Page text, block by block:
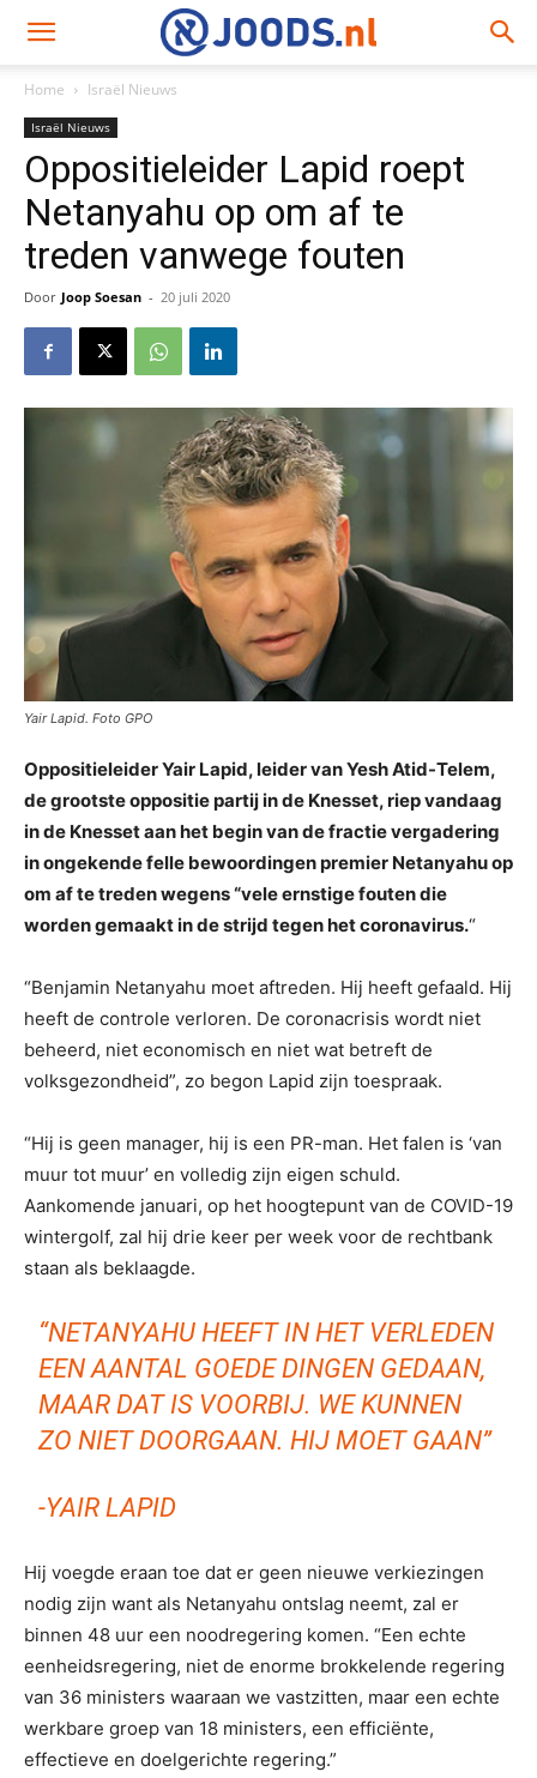
Home Israël Nieuws
Israël Nieuws
Oppositieleider Lapid roept
Netanyahu op om af te
treden vanwege fouten
Door Joop Soesan - 20 juli 2020
Yair Lapid. Foto GPO
Oppositieleider Yair Lapid, leider van Yesh Atid-Telem,
de grootste oppositie partij in de Knesset, riep vandaag
in de Knesset aan het begin van de fractie vergadering
in ongekende felle bewoordingen premier Netanyahu op
om af te treden wegens “vele ernstige fouten die
worden gemaakt in de strijd tegen het coronavirus.“
“Benjamin Netanyahu moet aftreden. Hij heeft gefaald. Hij
heeft de controle verloren. De coronacrisis wordt niet
beheerd, niet economisch en niet wat betreft de
volksgezondheid”, zo begon Lapid zijn toespraak.
“Hij is geen manager, hij is een PR-man. Het falen is ‘van
muur tot muur’ en volledig zijn eigen schuld.
Aankomende januari, op het hoogtepunt van de COVID-19
wintergolf, zal hij drie keer per week voor de rechtbank
staan als beklaagde.
“NETANYAHU HEEFT IN HET VERLEDEN
EEN AANTAL GOEDE DINGEN GEDAAN,
MAAR DAT IS VOORBIJ. WE KUNNEN
ZO NIET DOORGAAN. HIJ MOET GAAN”
-YAIR LAPID
Hij voegde eraan toe dat er geen nieuwe verkiezingen
nodig zijn want als Netanyahu ontslag neemt, zal er
binnen 48 uur een noodregering komen. “Een echte
eenheidsregering, niet de enorme brokkelende regering
van 36 ministers waaraan we vastzitten, maar een echte
werkbare groep van 18 ministers, een efficiënte,
effectieve en doelgerichte regering.”